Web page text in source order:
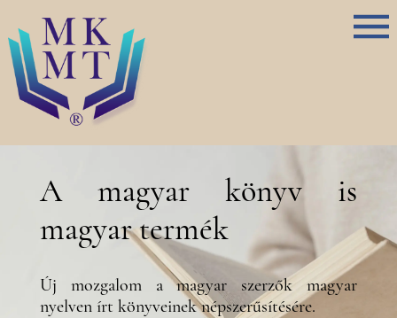
A magyar könyv is
magyar termék
Új mozgalom a magyar szerzők magyar
nyelven írt könyveinek népszerűsítésére.